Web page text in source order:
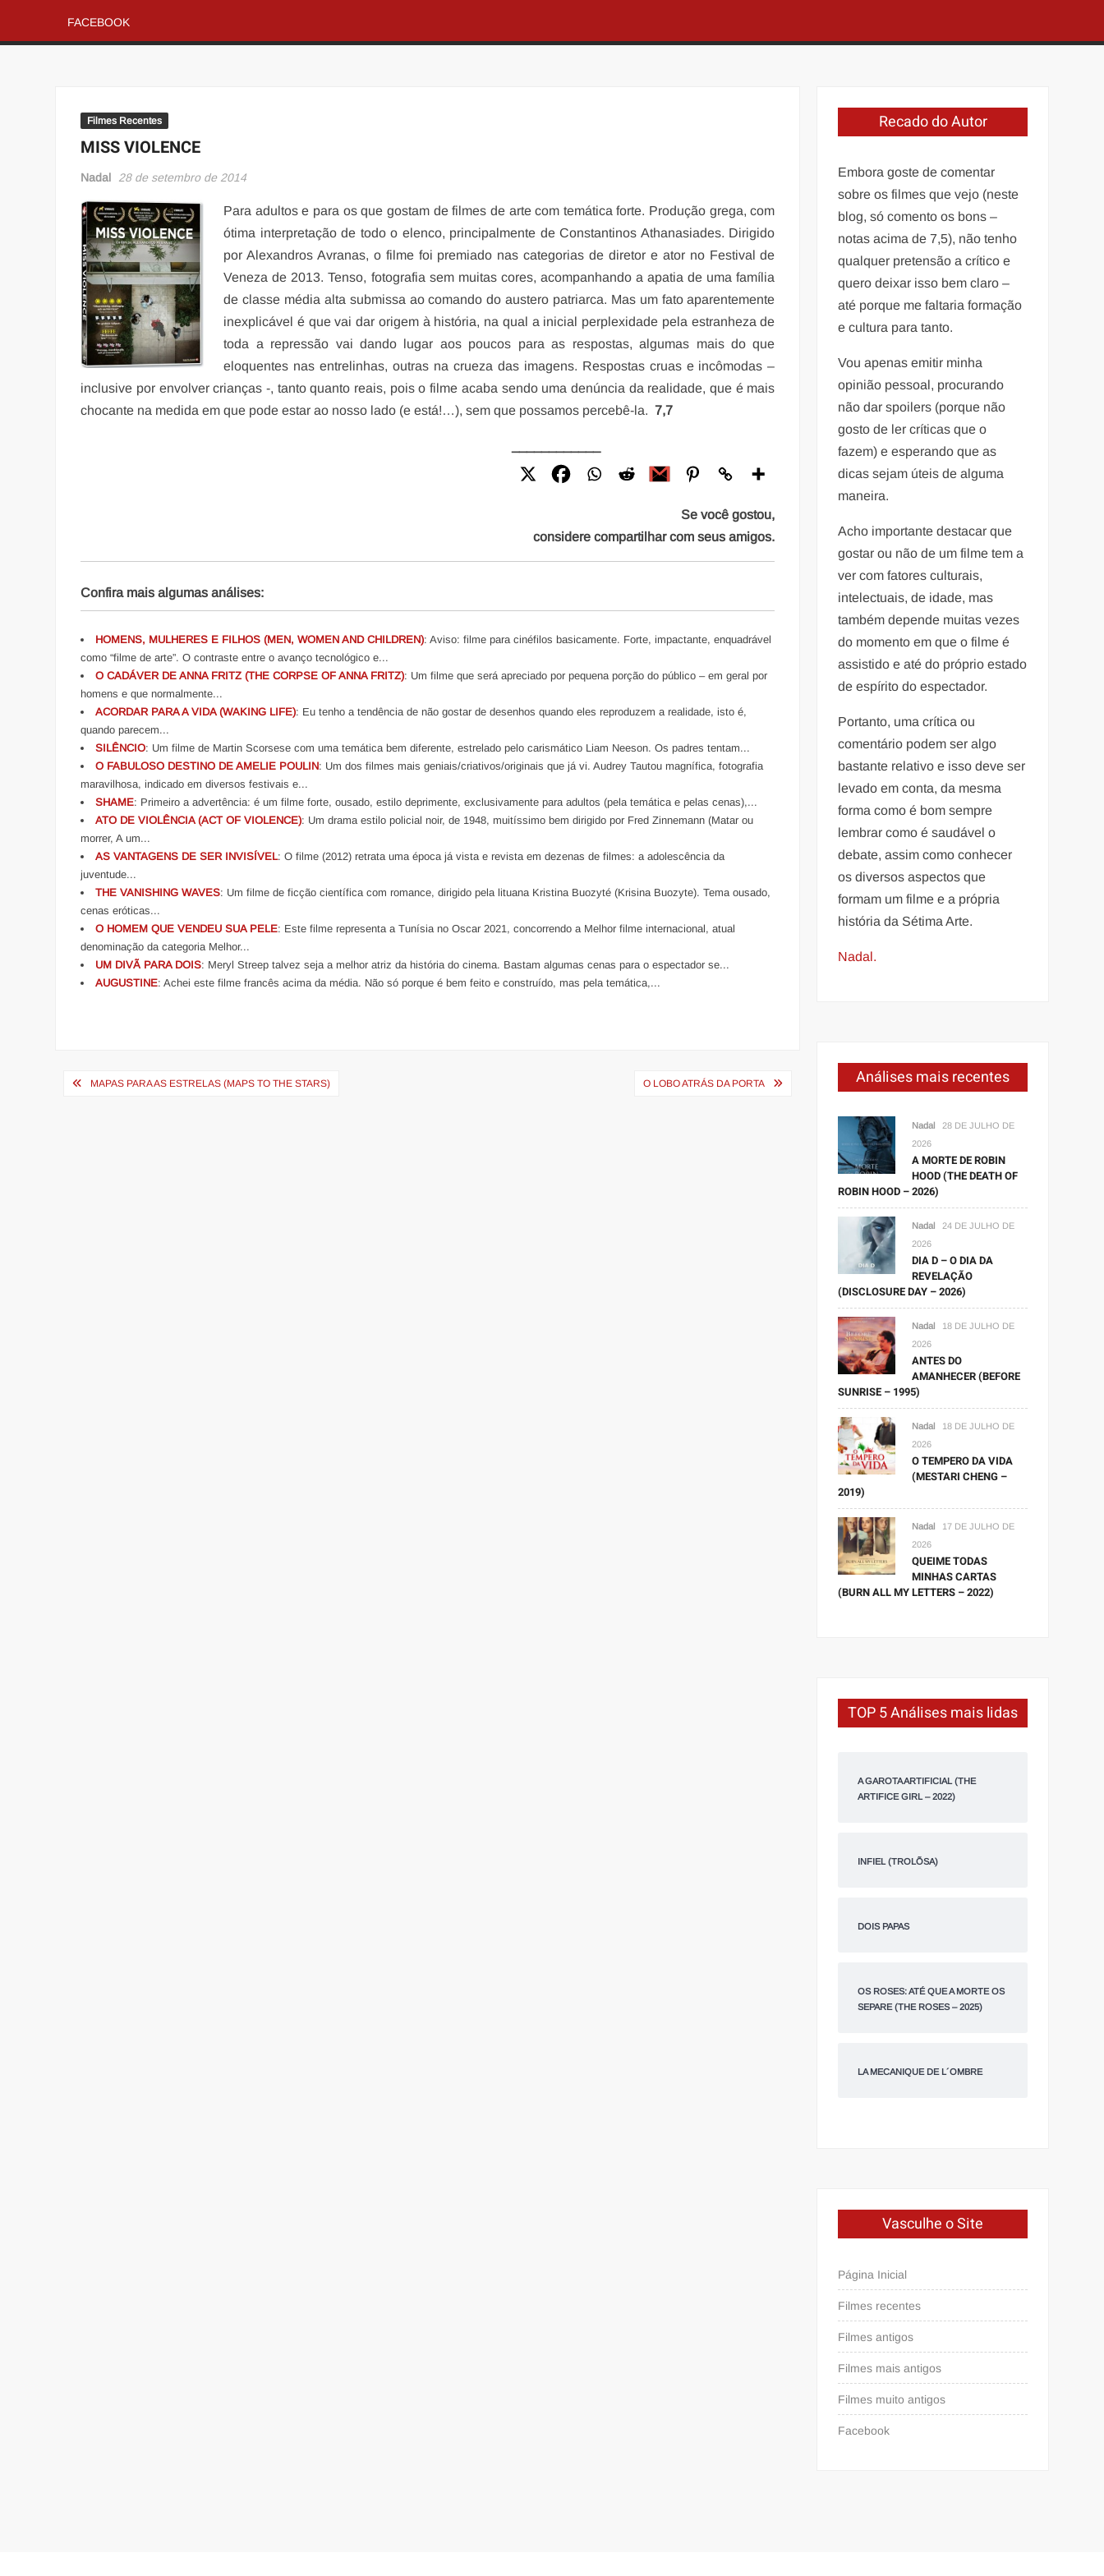
FACEBOOK
Filmes Recentes
MISS VIOLENCE
Nadal 28 de setembro de 2014
Para adultos e para os que gostam de filmes de arte com temática forte. Produção grega, com
ótima interpretação de todo o elenco, principalmente de Constantinos Athanasiades. Dirigido
por Alexandros Avranas, o filme foi premiado nas categorias de diretor e ator no Festival de
Veneza de 2013. Tenso, fotografia sem muitas cores, acompanhando a apatia de uma família
de classe média alta submissa ao comando do austero patriarca. Mas um fato aparentemente
inexplicável é que vai dar origem à história, na qual a inicial perplexidade pela estranheza de
toda a repressão vai dando lugar aos poucos para as respostas, algumas mais do que
eloquentes nas entrelinhas, outras na crueza das imagens. Respostas cruas e incômodas –
inclusive por envolver crianças -, tanto quanto reais, pois o filme acaba sendo uma denúncia da realidade, que é mais
chocante na medida em que pode estar ao nosso lado (e está!…), sem que possamos percebê-la. 7,7
Se você gostou,
considere compartilhar com seus amigos.
Confira mais algumas análises:
HOMENS, MULHERES E FILHOS (MEN, WOMEN AND CHILDREN): Aviso: filme para cinéfilos basicamente. Forte, impactante, enquadrável
como “filme de arte”. O contraste entre o avanço tecnológico e...
O CADÁVER DE ANNA FRITZ (THE CORPSE OF ANNA FRITZ): Um filme que será apreciado por pequena porção do público – em geral por
homens e que normalmente...
ACORDAR PARA A VIDA (WAKING LIFE): Eu tenho a tendência de não gostar de desenhos quando eles reproduzem a realidade, isto é,
quando parecem...
SILÊNCIO: Um filme de Martin Scorsese com uma temática bem diferente, estrelado pelo carismático Liam Neeson. Os padres tentam...
O FABULOSO DESTINO DE AMELIE POULIN: Um dos filmes mais geniais/criativos/originais que já vi. Audrey Tautou magnífica, fotografia
maravilhosa, indicado em diversos festivais e...
SHAME: Primeiro a advertência: é um filme forte, ousado, estilo deprimente, exclusivamente para adultos (pela temática e pelas cenas),...
ATO DE VIOLÊNCIA (ACT OF VIOLENCE): Um drama estilo policial noir, de 1948, muitíssimo bem dirigido por Fred Zinnemann (Matar ou
morrer, A um...
AS VANTAGENS DE SER INVISÍVEL: O filme (2012) retrata uma época já vista e revista em dezenas de filmes: a adolescência da
juventude...
THE VANISHING WAVES: Um filme de ficção científica com romance, dirigido pela lituana Kristina Buozyté (Krisina Buozyte). Tema ousado,
cenas eróticas...
O HOMEM QUE VENDEU SUA PELE: Este filme representa a Tunísia no Oscar 2021, concorrendo a Melhor filme internacional, atual
denominação da categoria Melhor...
UM DIVÃ PARA DOIS: Meryl Streep talvez seja a melhor atriz da história do cinema. Bastam algumas cenas para o espectador se...
AUGUSTINE: Achei este filme francês acima da média. Não só porque é bem feito e construído, mas pela temática,...
Navegação
MAPAS PARA AS ESTRELAS (MAPS TO THE STARS) O LOBO ATRÁS DA PORTA
Recado do Autor
Embora goste de comentar
sobre os filmes que vejo (neste
blog, só comento os bons –
notas acima de 7,5), não tenho
qualquer pretensão a crítico e
quero deixar isso bem claro –
até porque me faltaria formação
e cultura para tanto.
Vou apenas emitir minha
opinião pessoal, procurando
não dar spoilers (porque não
gosto de ler críticas que o
fazem) e esperando que as
dicas sejam úteis de alguma
maneira.
Acho importante destacar que
gostar ou não de um filme tem a
ver com fatores culturais,
intelectuais, de idade, mas
também depende muitas vezes
do momento em que o filme é
assistido e até do próprio estado
de espírito do espectador.
Portanto, uma crítica ou
comentário podem ser algo
bastante relativo e isso deve ser
levado em conta, da mesma
forma como é bom sempre
lembrar como é saudável o
debate, assim como conhecer
os diversos aspectos que
formam um filme e a própria
história da Sétima Arte.
Nadal.
Análises mais recentes
Nadal
28 DE JULHO DE
2026
A MORTE DE ROBIN
HOOD (THE DEATH OF
ROBIN HOOD – 2026)
Nadal
24 DE JULHO DE
2026
DIA D – O DIA DA
REVELAÇÃO
(DISCLOSURE DAY – 2026)
Nadal
18 DE JULHO DE
2026
ANTES DO
AMANHECER (BEFORE
SUNRISE – 1995)
Nadal
18 DE JULHO DE
2026
O TEMPERO DA VIDA
(MESTARI CHENG –
2019)
Nadal
17 DE JULHO DE
2026
QUEIME TODAS
MINHAS CARTAS
(BURN ALL MY LETTERS – 2022)
TOP 5 Análises mais lidas
A GAROTA ARTIFICIAL (THE
ARTIFICE GIRL – 2022)
INFIEL (TROLÕSA)
DOIS PAPAS
OS ROSES: ATÉ QUE A MORTE OS
SEPARE (THE ROSES – 2025)
LA MECANIQUE DE L´OMBRE
Vasculhe o Site
Página Inicial
Filmes recentes
Filmes antigos
Filmes mais antigos
Filmes muito antigos
Facebook